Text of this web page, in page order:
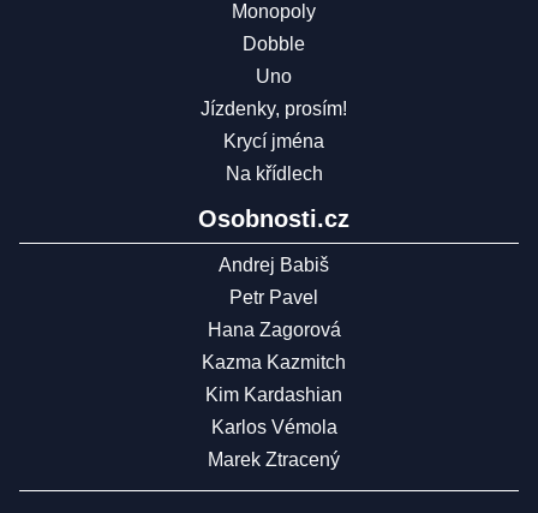
Monopoly
Dobble
Uno
Jízdenky, prosím!
Krycí jména
Na křídlech
Osobnosti.cz
Andrej Babiš
Petr Pavel
Hana Zagorová
Kazma Kazmitch
Kim Kardashian
Karlos Vémola
Marek Ztracený